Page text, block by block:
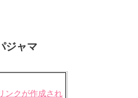
ジャマ